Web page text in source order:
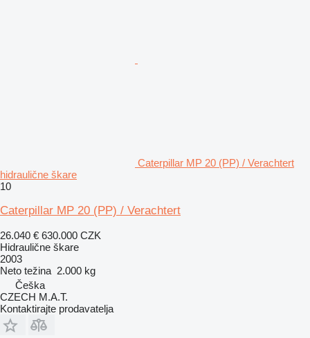
Caterpillar MP 20 (PP) / Verachtert
hidraulične škare
10
Caterpillar MP 20 (PP) / Verachtert
26.040 € 630.000 CZK
Hidraulične škare
2003
Neto težina 2.000 kg
Češka
CZECH M.A.T.
Kontaktirajte prodavatelja